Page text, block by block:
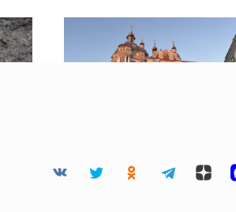
10 августа считается
особым для многих